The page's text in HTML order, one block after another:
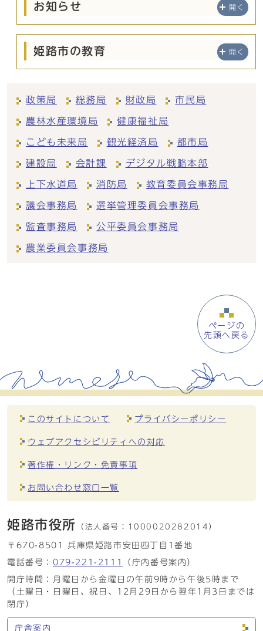
お知らせ 開く
姫路市の教育 開く
政策局 総務局 財政局 市民局
農林水産環境局 健康福祉局
こども未来局 観光経済局 都市局
建設局 会計課 デジタル戦略本部
上下水道局 消防局 教育委員会事務局
議会事務局 選挙管理委員会事務局
監査事務局 公平委員会事務局
農業委員会事務局
ページの
先頭へ戻る
このサイトについて プライバシーポリシー
ウェブアクセシビリティへの対応
著作権・リンク・免責事項
お問い合わせ窓口一覧
姫路市役所 （法人番号： 1000020282014）
〒670-8501 兵庫県姫路市安田四丁目1番地
電話番号： 079-221-2111
（庁内番号案内）
開庁時間：月曜日から金曜日の午前9時から午後5時まで
（土曜日・日曜日、祝日、12月29日から翌年1月3日までは
閉庁）
庁舎案内